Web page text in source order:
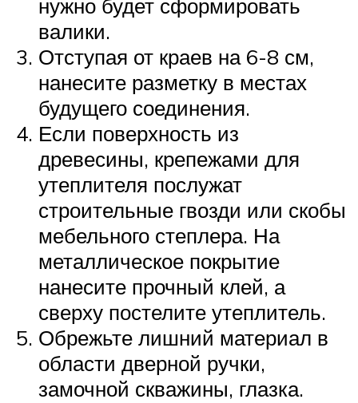
нужно будет сформировать
валики.
Отступая от краев на 6-8 см,
нанесите разметку в местах
будущего соединения.
Если поверхность из
древесины, крепежами для
утеплителя послужат
строительные гвозди или скобы
мебельного степлера. На
металлическое покрытие
нанесите прочный клей, а
сверху постелите утеплитель.
Обрежьте лишний материал в
области дверной ручки,
замочной скважины, глазка.